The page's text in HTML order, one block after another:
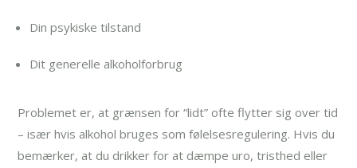
Din psykiske tilstand
Dit generelle alkoholforbrug
Problemet er, at grænsen for “lidt” ofte flytter sig over tid
– især hvis alkohol bruges som følelsesregulering. Hvis du
bemærker, at du drikker for at dæmpe uro, tristhed eller